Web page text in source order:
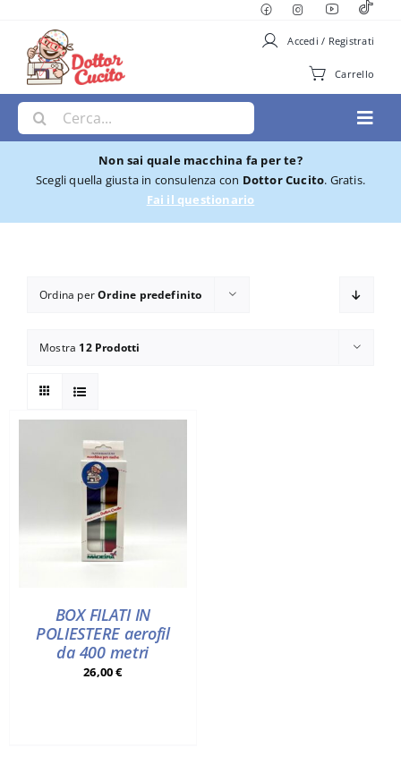
contenuto
Accedi / Registrati
Carrello
Cerca
per:
Macchine per Cucire
Ricamatrici
Taglia cuci
Chi sono
Non sai quale macchina fa per te?
Scegli quella giusta in consulenza con Dottor Cucito. Gratis.
Fai il questionario
Ordina perOrdine predefinito
Mostra 12 Prodotti
BOX FILATI IN
POLIESTERE aerofil
da 400 metri
26,00€